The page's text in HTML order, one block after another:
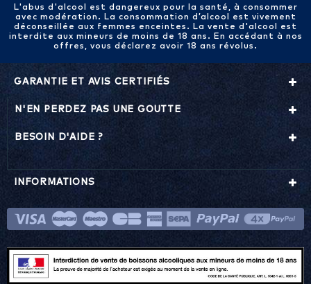
L'abus d'alcool est dangereux pour la santé, à consommer
avec modération. La consommation d’alcool est vivement
déconseillée aux femmes enceintes. La vente d'alcool est
interdite aux mineurs de moins de 18 ans. En accédant à nos
offres, vous déclarez avoir 18 ans révolus.
GARANTIE ET AVIS CERTIFIÉS
N'EN PERDEZ PAS UNE GOUTTE
BESOIN D'AIDE ?
INFORMATIONS